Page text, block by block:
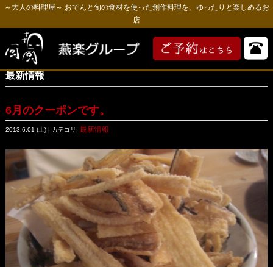
～大人の料理屋～ おでんと旬の食材を使った創作料理を、ゆったりと楽しめるお
店
最新情報
6月のクーポンです。
2013.6.01 (土) | カテゴリ: 最新情報